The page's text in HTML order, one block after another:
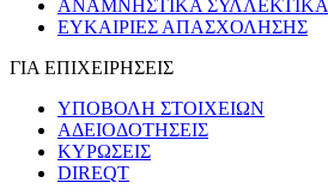
ΑΝΑΜΝΗΣΤΙΚΑ ΣΥΛΛΕΚΤΙΚΑ
ΕΥΚΑΙΡΙΕΣ ΑΠΑΣΧΟΛΗΣΗΣ
ΓΙΑ ΕΠΙΧΕΙΡΗΣΕΙΣ
ΥΠΟΒΟΛΗ ΣΤΟΙΧΕΙΩΝ
ΑΔΕΙΟΔΟΤΗΣΕΙΣ
ΚΥΡΩΣΕΙΣ
DIREQT